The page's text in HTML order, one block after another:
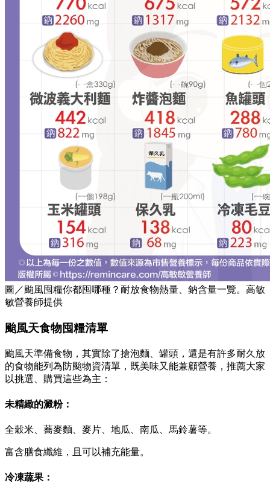
圖／颱風囤糧你都囤哪種？耐放食物熱量、鈉含量一覽。高敏
敏營養師提供
颱風天食物囤糧清單
颱風天準備食物，其實除了搶泡麵、罐頭，還是有許多耐久放
的食物能列為防颱物資清單，既美味又能兼顧營養，推薦大家
以挑選、購買這些為主：
未精緻的澱粉：
全穀米、蕎麥麵、麥片、地瓜、南瓜、馬鈴薯等。
富含膳食纖維，且可以補充能量。
冷凍蔬果：